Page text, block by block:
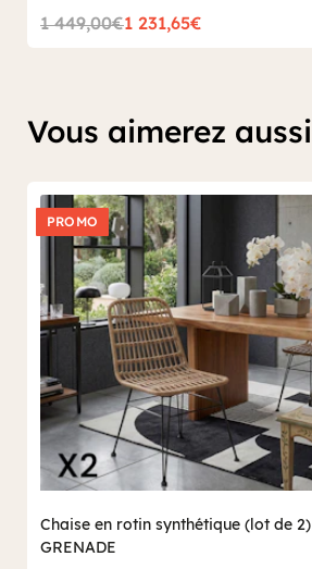
1 449,00€1 231,65€
Vous aimerez aussi
PROMO
Chaise en rotin synthétique (lot de 2)
GRENADE